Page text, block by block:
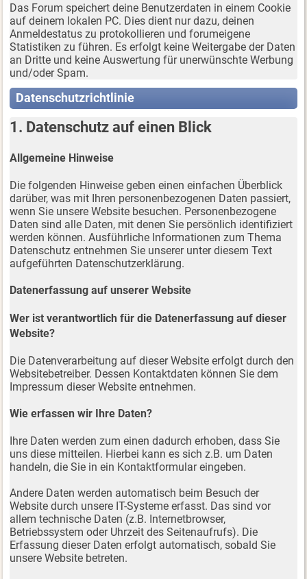
Das Forum speichert deine Benutzerdaten in einem Cookie
auf deinem lokalen PC. Dies dient nur dazu, deinen
Anmeldestatus zu protokollieren und forumeigene
Statistiken zu führen. Es erfolgt keine Weitergabe der Daten
an Dritte und keine Auswertung für unerwünschte Werbung
und/oder Spam.
Datenschutzrichtlinie
1. Datenschutz auf einen Blick
Allgemeine Hinweise
Die folgenden Hinweise geben einen einfachen Überblick
darüber, was mit Ihren personenbezogenen Daten passiert,
wenn Sie unsere Website besuchen. Personenbezogene
Daten sind alle Daten, mit denen Sie persönlich identifiziert
werden können. Ausführliche Informationen zum Thema
Datenschutz entnehmen Sie unserer unter diesem Text
aufgeführten Datenschutzerklärung.
Datenerfassung auf unserer Website
Wer ist verantwortlich für die Datenerfassung auf dieser
Website?
Die Datenverarbeitung auf dieser Website erfolgt durch den
Websitebetreiber. Dessen Kontaktdaten können Sie dem
Impressum dieser Website entnehmen.
Wie erfassen wir Ihre Daten?
Ihre Daten werden zum einen dadurch erhoben, dass Sie
uns diese mitteilen. Hierbei kann es sich z.B. um Daten
handeln, die Sie in ein Kontaktformular eingeben.
Andere Daten werden automatisch beim Besuch der
Website durch unsere IT-Systeme erfasst. Das sind vor
allem technische Daten (z.B. Internetbrowser,
Betriebssystem oder Uhrzeit des Seitenaufrufs). Die
Erfassung dieser Daten erfolgt automatisch, sobald Sie
unsere Website betreten.